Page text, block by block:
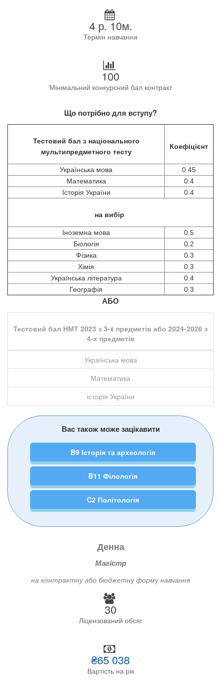
4 р. 10м.
Термін навчання
100
Мінімальний конкурсний бал контракт
Що потрібно для вступу?
Тестовий бал з національного
мультипредметного тесту
Коефіцієнт
Українська мова
0.45
Математика
0.4
Історія України
0.4
на вибір
Іноземна мова
0.5
Біологія
0.2
Фізика
0.3
Хімія
0.3
Українська література
0.4
Географія
0.3
АБО
Тестовий бал НМТ 2023 з 3-x предметів або 2024-2026 з
4-х предметів
Українська мова
Математика
історія України
Вас також може зацікавити
B9 Історія та археологія
B11 Філологія
C2 Політологія
Денна
Магістр
на контрактну або бюджетну форму навчання
30
Ліцензований обсяг
₴65 038
Вартість на рік